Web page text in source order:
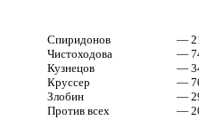
Спиридонов
—
Чистоходова
—
Кузнецов
—
Круссер
—
Злобин
—
Против всех
—